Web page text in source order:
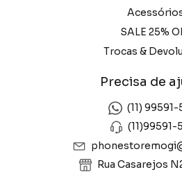
SALE 25%
Trocas &
Precisa de
(11) 99591-
(11)99591-
Rua Casarejos